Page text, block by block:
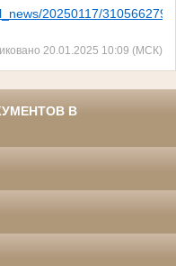
20250117/
20.01.2025 10:09 (МСК)
В